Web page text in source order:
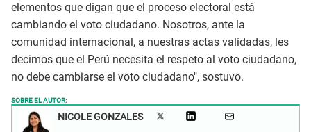
elementos que digan que el proceso electoral está
cambiando el voto ciudadano. Nosotros, ante la
comunidad internacional, a nuestras actas validadas, les
decimos que el Perú necesita el respeto al voto ciudadano,
no debe cambiarse el voto ciudadano", sostuvo.
SOBRE EL AUTOR:
NICOLE GONZALES